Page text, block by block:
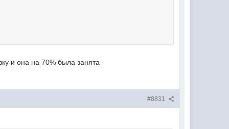
и она на 70% была занята
#8831